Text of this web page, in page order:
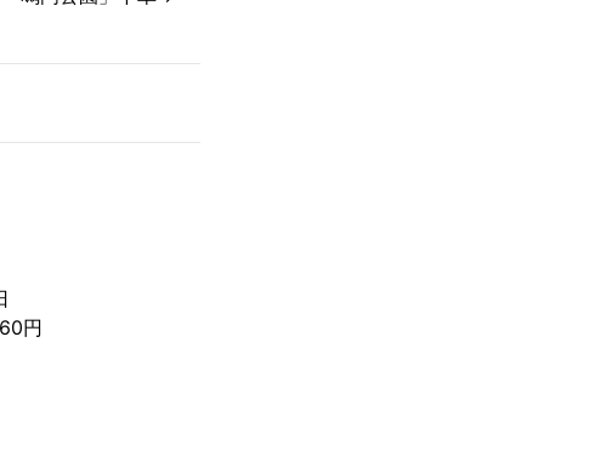
円